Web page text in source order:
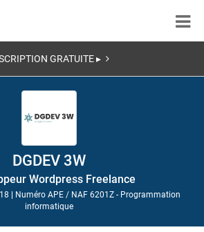
GRATUITE ▸
DGDEV 3W
Wordpress Freelance
Numéro APE / NAF 6201Z - Programmation
informatique